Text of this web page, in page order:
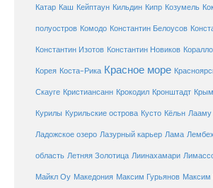
Катар Каш Кейптаун Кильдин Кипр Козумель
полуостров Комодо Константин Белоусов
Константин Изотов Константин Новиков
Корея Коста-Рика Красное море
Скауге Кристиансанн Крокодил Кронштадт Крым
Курилы Курильские острова Кусто Кёльн Лааму
Ладожское озеро Лазурный карьер Лама Лембех
область Летняя Золотица Лиинахамари
Майкл Оу Македония Максим Гурьянов Максим